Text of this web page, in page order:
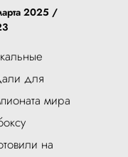
2025 /
для
мира
на